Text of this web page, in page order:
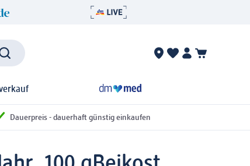
Dauerpreis - dauerhaft günstig einkaufen